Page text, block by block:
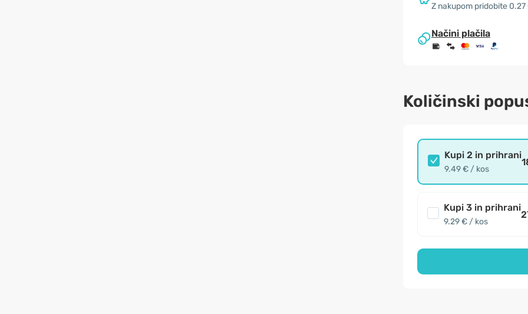
Z nakupom pridobite 0.27
Načini plačila
Količinski
Kupi 2 in prihrani
9.49 € / kos
Kupi 3 in prihrani
9.29 € / kos